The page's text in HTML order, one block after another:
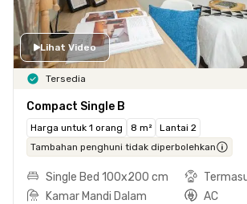
Lihat Video
Tersedia
Compact Single B
Harga untuk 1 orang 8 m²
Lantai 2
Tambahan penghuni tidak diperbolehkan
Single Bed 100x200 cm
Kamar Mandi Dalam
AC